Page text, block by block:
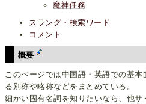
魔神任務
スラング・検索ワード
コメント
概要
このページでは中国語・英語での基
る別称や略称などをまとめている。
細かい固有名詞を知りたいなら、他サ